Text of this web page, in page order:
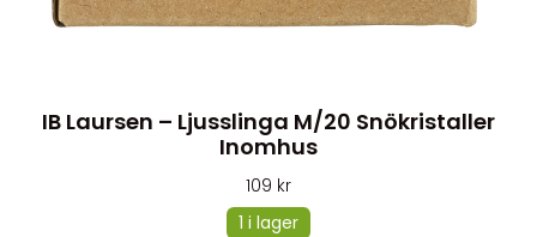
IB Laursen – Ljusslinga M/20 Snökristaller
Inomhus
109 kr
1 i lager